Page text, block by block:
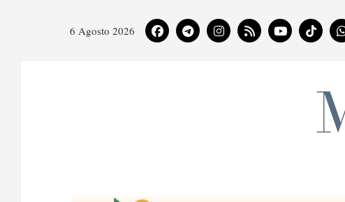
6 Agosto 2026